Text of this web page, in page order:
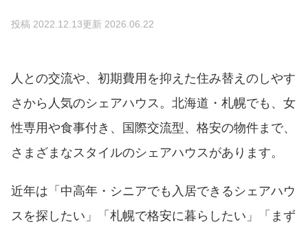
投稿 2022.12.13更新 2026.06.22
人との交流や、初期費用を抑えた住み替えのしやす
さから人気のシェアハウス。北海道・札幌でも、女
性専用や食事付き、国際交流型、格安の物件まで、
さまざまなスタイルのシェアハウスがあります。
近年は「中高年・シニアでも入居できるシェアハウ
スを探したい」「札幌で格安に暮らしたい」「まず